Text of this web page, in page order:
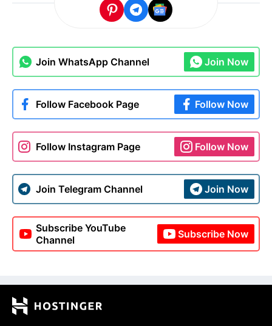
Join WhatsApp Channel Join Now
Follow Facebook Page Follow Now
Follow Instagram Page Follow Now
Join Telegram Channel Join Now
Subscribe YouTube
Channel
Subscribe Now